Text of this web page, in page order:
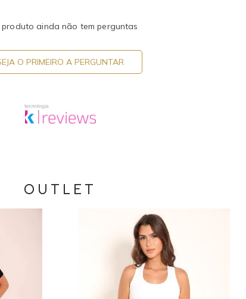
produto ainda não tem perguntas
O PRIMEIRO A PERGUNTAR
OUTLET